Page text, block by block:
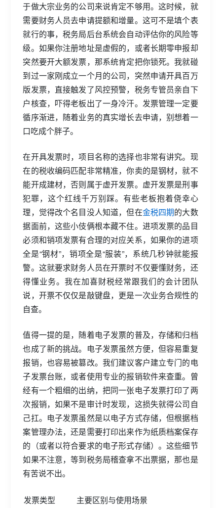
于做大宗业务的公司来说肯定不够用。这时候，就
需要财务人员去申请提额和增量。这可不是填个表
就行的事，税务局后台系统会自动评估你的风险等
级。如果你注册地址是虚假的，或者长期零申报却
突然要开大额发票，那系统肯定把你锁死。我就碰
到过一家刚成立一个月的公司，突然申请开具百万
版发票，直接触发了风控预警，税务专管员亲自下
户核查，吓得老板出了一身冷汗。发票管理一定要
循序渐进，随着业务的真实增长去申请，别想着一
口吃成个胖子。
在开具发票时，项目名称的选择也非常有讲究。现
在的税收编码匹配非常精准，你卖的是钢材，就不
能开成建材，否则属于虚开发票。虚开发票是刑事
犯罪，这个红线千万别踩。有些老板抱着侥幸心
理，觉得改个名目没人知道，但在金税四期的大数
据面前，这些小伎俩根本藏不住。进项发票的品目
必须和销项发票有合理的对应关系，如果你的进项
全是“钢材”，销项全是“服装”，系统几秒钟就能报
警。这就要求财务人员在开票时不仅要懂财务，还
得懂业务。我在加喜财税经常跟我们的会计团队
说，开票不仅仅是敲键盘，更是一次业务合规性的
自查。
值得一提的是，随着电子发票的普及，存储和归档
也成了新的挑战。电子发票虽然方便，但容易重复
报销，也容易被篡改。我们建议客户建立专门的电
子发票台账，或者使用专业的报销软件来查重。曾
经有一个粗细的出纳，把同一张电子发票打印了两
次报销，如果不是审计时发现，这损失就得公司自
己扛。电子发票虽然是以电子方式存储，但根据档
案管理办法，还是需要打印出来作为纸质档案保存
的（或者以符合要求的电子形式存储）。这些细节
如果不注意，等到税务局稽查拿不出票据，那也是
有苦说不出。
发票类型
主要区别与使用场景